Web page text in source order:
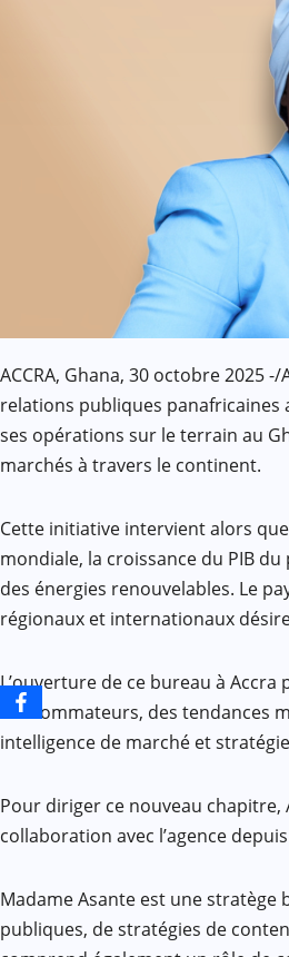
ACCRA, Ghana, 30 octobre 2025
relations publiques panafricaines
ses opérations sur le terrain au
marchés à travers le continent.
Cette initiative intervient alors que
mondiale, la croissance du PIB
des énergies renouvelables. Le
régionaux et internationaux
L’ouverture de ce bureau à
consommateurs, des tendances
intelligence de marché et
Pour diriger ce nouveau chapitre,
collaboration avec l’agence
Madame Asante est une stratège
publiques, de stratégies de